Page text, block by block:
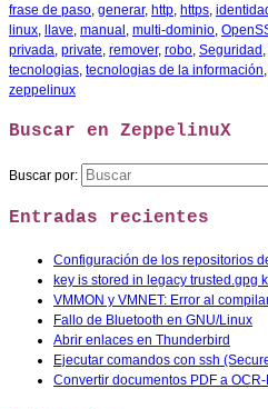
frase de paso generar, http https
linux llave manual multi-dominio
privada private remover, robo Seguridad
tecnologias tecnologias de la información
zeppelinux
Buscar en ZeppelinuX
Buscar por:
Entradas recientes
Configuración de los repositorios
key is stored in legacy trusted.gpg
VMMON y VMNET: Error al
Fallo de Bluetooth en GNU/Linux
Abrir enlaces en Thunderbird
Ejecutar comandos con ssh
Convertir documentos PDF a